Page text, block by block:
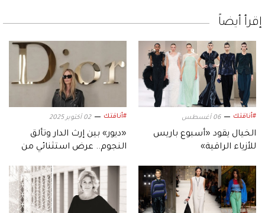
إقرأ أيضاً
#أناقتك 06 أغسطس
الخيال يقود «أسبوع باريس
للأزياء الراقية»
#أناقتك 02 أكتوبر 2025
«ديور» بين إرث الدار وتألق
النجوم.. عرض استثنائي من